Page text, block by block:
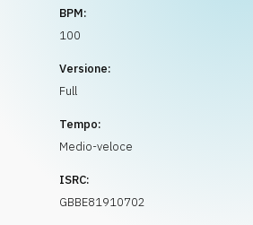
BPM:
100
Versione:
Full
Tempo:
Medio-veloce
ISRC:
GBBE81910702